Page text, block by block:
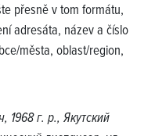
přesně v tom formátu,
adresáta, název a číslo
města, oblast/region,
1968 г. р., Якутский